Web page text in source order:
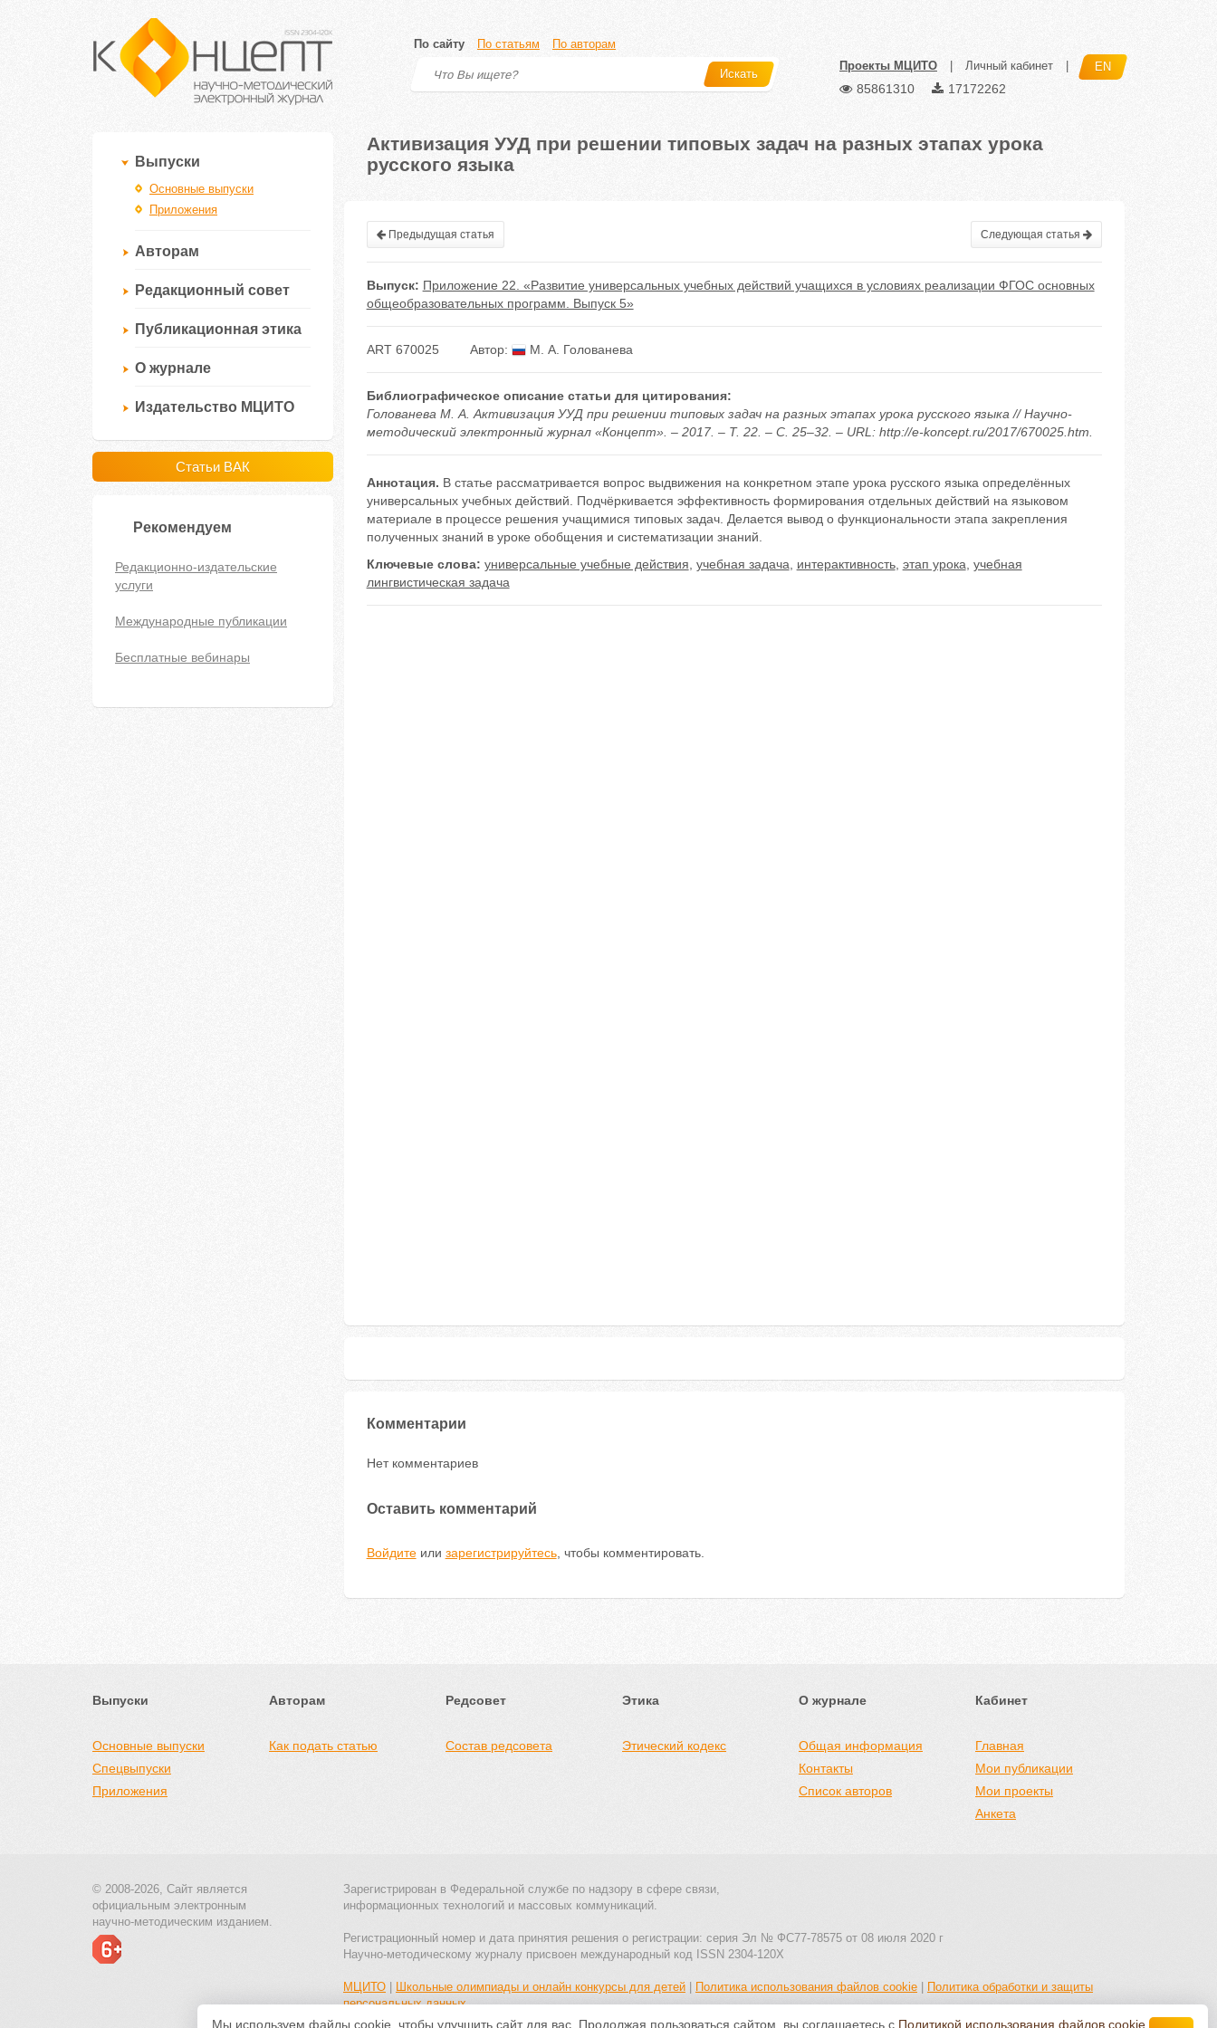
По сайту По статьям По авторам
Искать
Проекты МЦИТО Личный кабинет EN
85861310 17172262
Выпуски
Основные выпуски
Приложения
Авторам
Редакционный совет
Публикационная этика
О журнале
Издательство МЦИТО
Статьи ВАК
Рекомендуем
Редакционно-издательские
услуги
Международные публикации
Бесплатные вебинары
Активизация УУД при решении типовых задач на разных этапах урока
русского языка
Предыдущая статья Следующая статья
Выпуск: Приложение 22. «Развитие универсальных учебных действий учащихся в условиях реализации ФГОС основных
общеобразовательных программ. Выпуск 5»
ART 670025 Автор: М. А. Голованева
Библиографическое описание статьи для цитирования:
Голованева М. А. Активизация УУД при решении типовых задач на разных этапах урока русского языка // Научно-
методический электронный журнал «Концепт». – 2017. – Т. 22. – С. 25–32. – URL: http://e-koncept.ru/2017/670025.htm.
Аннотация. В статье рассматривается вопрос выдвижения на конкретном этапе урока русского языка определённых
универсальных учебных действий. Подчёркивается эффективность формирования отдельных действий на языковом
материале в процессе решения учащимися типовых задач. Делается вывод о функциональности этапа закрепления
полученных знаний в уроке обобщения и систематизации знаний.
Ключевые слова: универсальные учебные действия учебная задача интерактивность, этап урока учебная
лингвистическая задача
Комментарии
Нет комментариев
Оставить комментарий
Войдитеили зарегистрируйтесь, чтобы комментировать.
Выпуски
Основные выпуски
Спецвыпуски
Приложения
Авторам
Как подать статью
Редсовет
Состав редсовета
Этика
Этический кодекс
О журнале
Общая информация
Контакты
Список авторов
Кабинет
Главная
Мои публикации
Мои проекты
Анкета
© 2008-2026, Сайт является
официальным электронным
научно-методическим изданием.
Зарегистрирован в Федеральной службе по надзору в сфере связи,
информационных технологий и массовых коммуникаций.
Регистрационный номер и дата принятия решения о регистрации: серия Эл № ФС77-78575 от 08 июля 2020 г
Научно-методическому журналу присвоен международный код ISSN 2304-120X
МЦИТО Школьные олимпиады и онлайн конкурсы для детей Политика использования файлов cookie
Политика обработки и защиты
персональных данных
Мы используем файлы cookie, чтобы улучшить сайт для вас. Продолжая пользоваться сайтом, вы соглашаетесь с Политикой использования файлов cookie